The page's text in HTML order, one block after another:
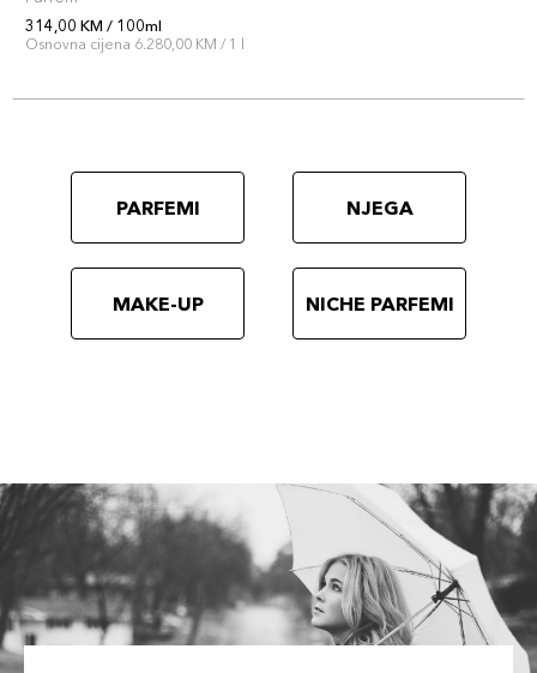
314,00 KM / 100ml
Osnovna cijena 6.280,00 KM / 1 l
PARFEMI NJEGA
MAKE-UP NICHE PARFEMI